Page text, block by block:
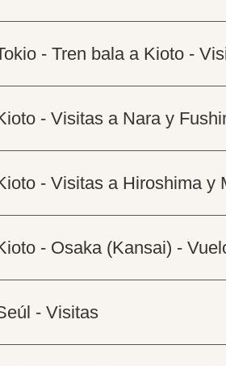
- Tren bala a Kioto -
- Visitas a Nara y
- Visitas a Hiroshima y
- Osaka (Kansai) -
- Visitas